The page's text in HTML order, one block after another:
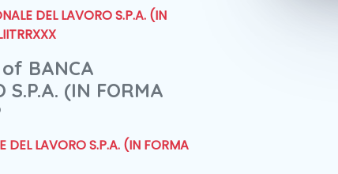
DEL LAVORO S.P.A. (IN
BANCA
S.P.A. (IN FORMA
DEL LAVORO S.P.A. (IN FORMA